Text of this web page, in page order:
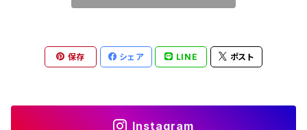
保存 シェア LINE ポスト
Instagram